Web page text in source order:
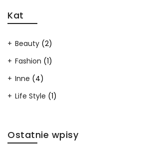
Kat
Beauty (2)
Fashion (1)
Inne (4)
Life Style (1)
Ostatnie wpisy